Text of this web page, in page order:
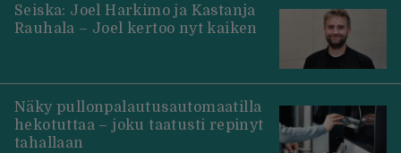
Seiska: Joel Harkimo ja Kastanja
Rauhala – Joel kertoo nyt kaiken
Näky pullonpalautusautomaatilla
hekotuttaa – joku taatusti repinyt
tahallaan